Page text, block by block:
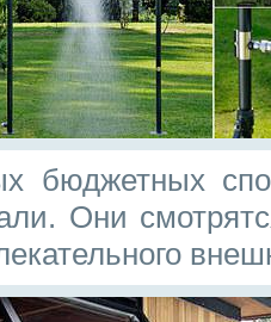
бюджетных
Они